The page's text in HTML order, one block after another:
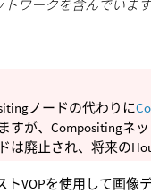
ワークを含んでいます
ノードの代わりに
すが、Compositingネ
は廃止され、将来の
トVOPを使用して画像